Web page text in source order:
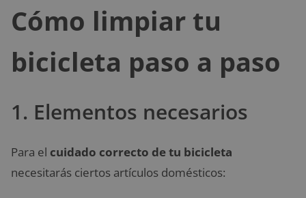
Cómo limpiar tu
bicicleta paso a paso
1. Elementos necesarios
Para el cuidado correcto de tu bicicleta
necesitarás ciertos artículos domésticos: